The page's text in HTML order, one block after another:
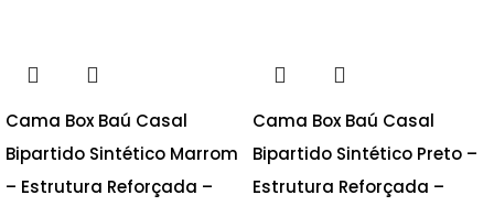
Cama Box Baú Casal
Bipartido Sintético Marrom
– Estrutura Reforçada –
Cama Box Baú Casal
Bipartido Sintético Preto –
Estrutura Reforçada –